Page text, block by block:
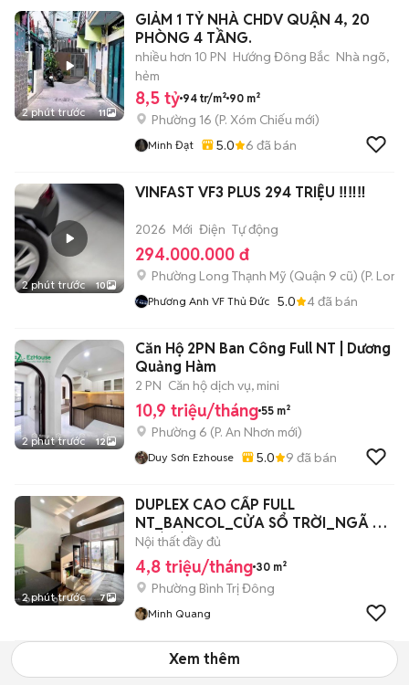
2 phút trước 11
GIẢM 1 TỶ NHÀ CHDV QUẬN 4, 20
PHÒNG 4 TẦNG.
nhiều hơn 10 PN Hướng Đông Bắc Nhà ngõ,
hẻm
8,5 tỷ 94 tr/m² 90 m²
Phường 16 (P. Xóm Chiếu mới)
Minh Đạt 5.0 6 đã bán
2 phút trước 10
VINFAST VF3 PLUS 294 TRIỆU ‼️‼️‼️
2026 Mới Điện Tự động
294.000.000 đ
Phường Long Thạnh Mỹ (Quận 9 cũ) (P.
Phương Anh VF Thủ Đức 5.0 4đã bán
2 phút trước 12
Căn Hộ 2PN Ban Công Full NT | Dương
Quảng Hàm
2 PN Căn hộ dịch vụ, mini
10,9 triệu/tháng 55 m²
Phường 6 (P. An Nhơn mới)
Duy Sơn Ezhouse 5.0 9 đã bán
2 phút trước 7
DUPLEX CAO CẤP FULL
NT_BANCOL_CỬA SỔ TRỜI_NGÃ TƯ
HOÀ BÌNH
Nội thất đầy đủ
4,8 triệu/tháng 30 m²
Phường Bình Trị Đông
Minh Quang
Xem thêm